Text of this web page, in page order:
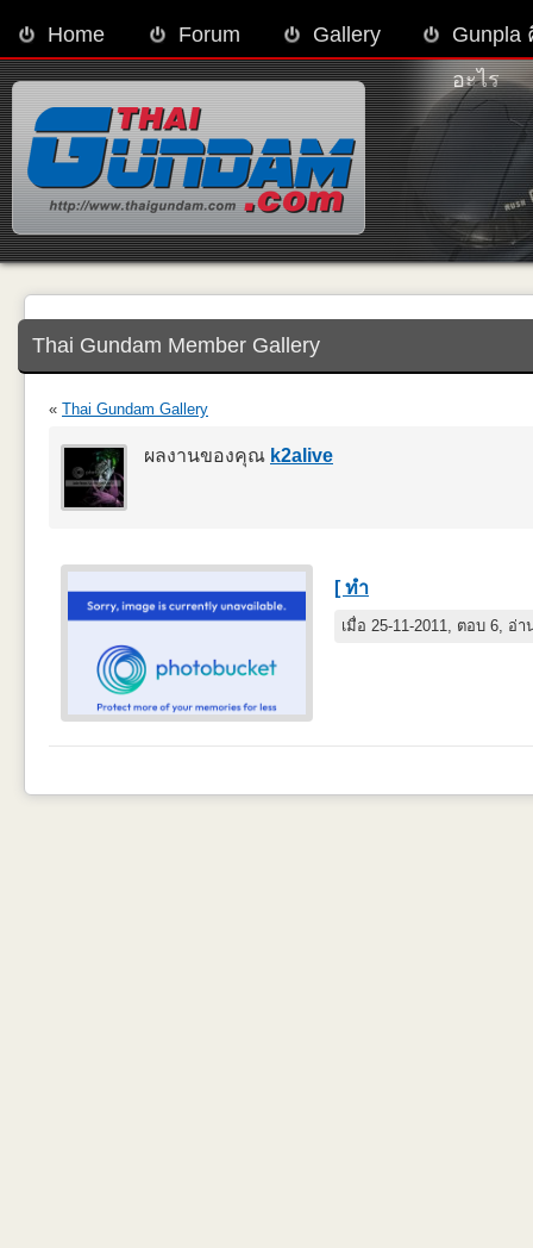
Home Forum Gallery
Gunpla
อะไร
Thai Gundam Member Gallery
« Thai Gundam Gallery
ผลงานของคุณ k2alive
[ ทำ
เมื่อ 25-11-2011, ตอบ 6, อ่า